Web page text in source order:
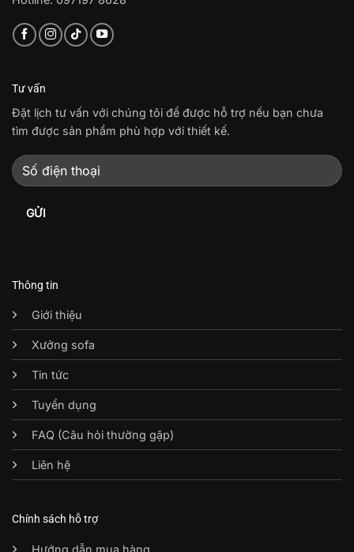
Thông tin
Giới thiệu
Xưởng sofa
Tin tức
Tuyển dụng
FAQ (Câu hỏi thường gặp)
Liên hệ
Chính sách hỗ trợ
Hướng dẫn mua hàng
Tư vấn
Đặt lịch tư vấn với chúng tôi để được hỗ trợ nếu bạn chưa
tìm được sản phẩm phù hợp với thiết kế.